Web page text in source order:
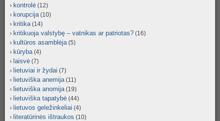
kontrolė (12)
korupcija(10)
kritika(14)
kritikuoja valstybę – vatnikas ar patriotas? (16)
kultūros asamblėja(5)
kūryba(4)
laisvė (7)
lietuviai ir žydai (7)
lietuviška anemija(11)
lietuviška anomija(19)
lietuviška tapatybė (44)
lietuvos geležinkeliai (4)
literatūrinės ištraukos (10)